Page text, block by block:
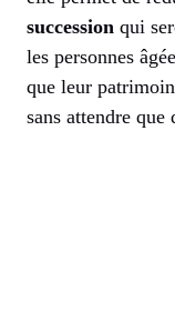
succession qui
les personnes
que leur
sans attendre